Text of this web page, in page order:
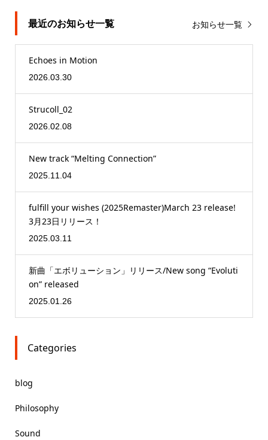
最近のお知らせ一覧 お知らせ一覧
Echoes in Motion
2026.03.30
Strucoll_02
2026.02.08
New track “Melting Connection”
2025.11.04
fulfill your wishes (2025Remaster)March 23 release!
3月23日リリース！
2025.03.11
新曲「エボリューション」リリース/New song “Evoluti
on” released
2025.01.26
Categories
blog
Philosophy
Sound